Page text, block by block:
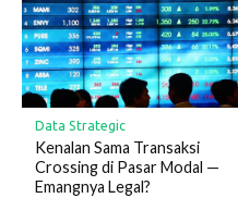
Data Strategic
Kenalan Sama Transaksi
Crossing di Pasar Modal —
Emangnya Legal?